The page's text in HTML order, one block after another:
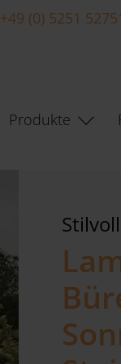
+49 (0) 5251
Produkte